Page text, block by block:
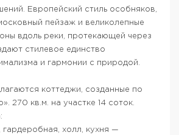
Европейский стиль особняков,
пейзаж и великолепные
вдоль реки, протекающей через
стилевое единство
и гармонии с природой.
коттеджи, созданные по
270 кв.м. на участке 14 соток.
гардеробная, холл, кухня —